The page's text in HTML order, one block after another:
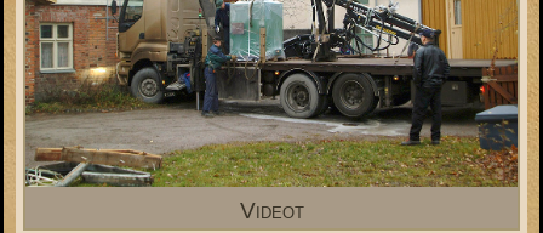
Videot